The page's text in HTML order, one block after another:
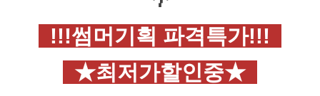
!!!썸머기획 파격특가!!!
★최저가할인중★